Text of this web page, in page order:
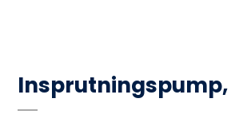
Insprutningspump,